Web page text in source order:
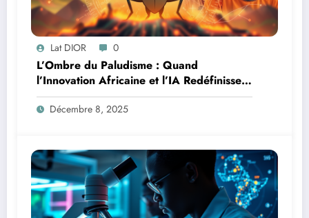
Lat DIOR 0
L’Ombre du Paludisme : Quand
l’Innovation Africaine et l’IA Redéfinissent
la Lutte
Décembre 8, 2025